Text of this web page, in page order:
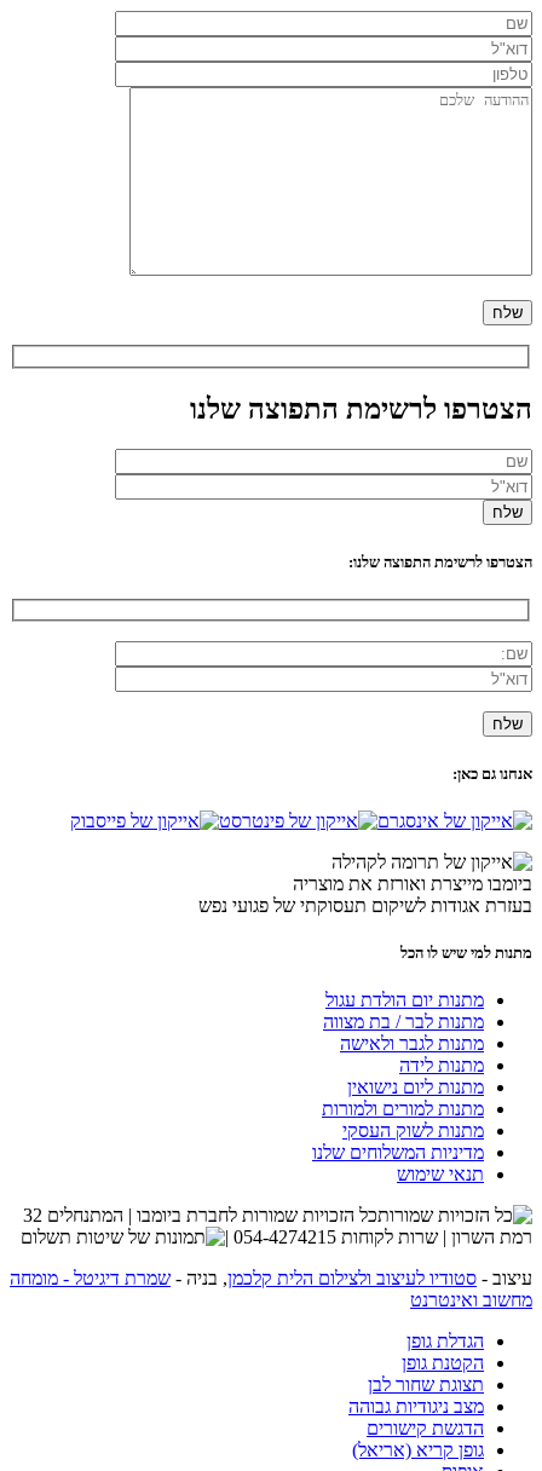
הצטרפו לרשימת התפוצה שלנו
הצטרפו לרשימת התפוצה שלנו:
אנחנו גם כאן:
ביומבו מייצרת ואורזת את מוצריה
בעזרת אגודות לשיקום תעסוקתי של פגועי נפש
מתנות למי שיש לו הכל
מתנות יום הולדת עגול
מתנות לבר / בת מצווה
מתנות לגבר ולאישה
מתנות לידה
מתנות ליום נישואין
מתנות למורים ולמורות
מתנות לשוק העסקי
מדיניות המשלוחים שלנו
תנאי שימוש
כל הזכויות שמורות לחברת ביומבו | המתנחלים 32
רמת השרון | שרות לקוחות 054-4274215 |
עיצוב - סטודיו לעיצוב ולצילום הלית קלכמן, בניה - שמרת דיגיטל - מומחה
מחשוב ואינטרנט
הגדלת גופן
הקטנת גופן
תצוגת שחור לבן
מצב ניגודיות גבוהה
הדגשת קישורים
גופן קריא (אריאל)